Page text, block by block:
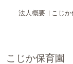
法人概要 こじ
こじか保育園